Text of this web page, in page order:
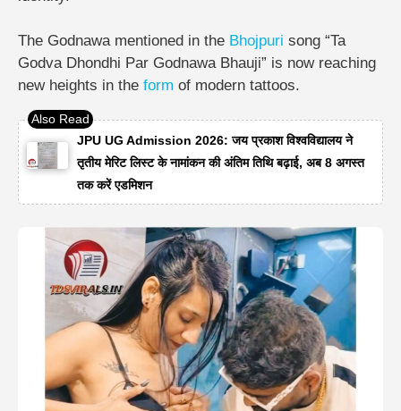
The Godnawa mentioned in the Bhojpuri song “Ta
Godva Dhondhi Par Godnawa Bhauji” is now reaching
new heights in the form of modern tattoos.
JPU UG Admission 2026: जय प्रकाश विश्वविद्यालय ने
तृतीय मेरिट लिस्ट के नामांकन की अंतिम तिथि बढ़ाई, अब 8 अगस्त
तक करें एडमिशन